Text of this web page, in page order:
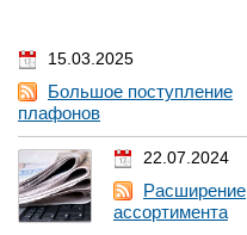
15.03.2025
Большое поступление
плафонов
22.07.2024
Расширение
ассортимента